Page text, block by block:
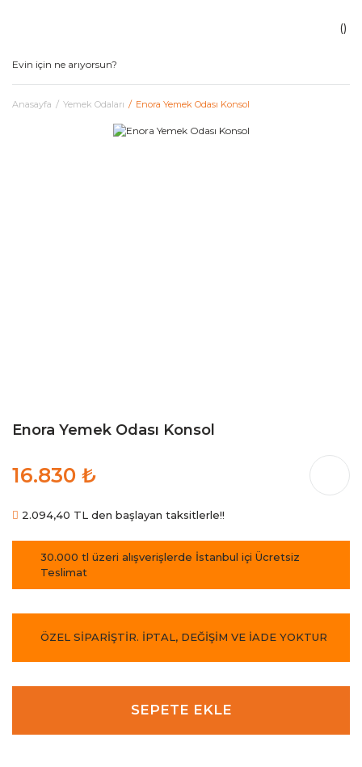
Anasayfa Yemek Odaları Enora Yemek Odası Konsol
Enora Yemek Odası Konsol
16.830 ₺
2.094,40 TL den başlayan taksitlerle!!
30.000 tl üzeri alışverişlerde İstanbul içi Ücretsiz
Teslimat
ÖZEL SİPARİŞTİR. İPTAL, DEĞİŞİM VE İADE YOKTUR
SEPETE EKLE